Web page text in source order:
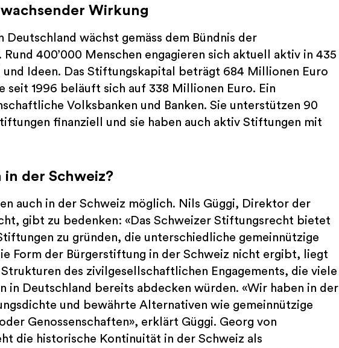
Wirkung
wächst gemäss dem Bündnis der
400’000 Menschen engagieren sich aktuell aktiv in 435
Ideen. Das Stiftungskapital beträgt 684 Millionen Euro
seit 1996 beläuft sich auf 338 Millionen Euro. Ein
Volksbanken und Banken. Sie unterstützen 90
finanziell und sie haben auch aktiv Stiftungen mit
der Schweiz?
auch in der Schweiz möglich. Nils Güggi, Direktor der
gibt zu bedenken: «Das Schweizer Stiftungsrecht bietet
zu gründen, die unterschiedliche gemeinnützige
Form der Bürgerstiftung in der Schweiz nicht ergibt, liegt
Strukturen des zivilgesellschaftlichen Engagements, die viele
in Deutschland bereits abdecken würden. «Wir haben in der
und bewährte Alternativen wie gemeinnützige
Genossenschaften», erklärt Güggi. Georg von
die historische Kontinuität in der Schweiz als